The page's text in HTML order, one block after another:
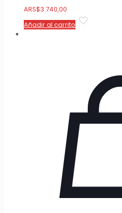
ARS$3.740,00
Añadir al carrito